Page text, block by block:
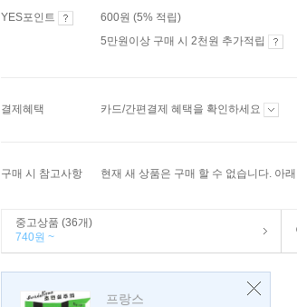
YES포인트
600원 (5% 적립)
5만원이상 구매 시 2천원 추가적립
결제혜택 카드/간편결제 혜택을 확인하세요
구매 시 참고사항 현재 새 상품은 구매 할 수 없습니다. 아
중고상품 (36개)
740원 ~
프랑스